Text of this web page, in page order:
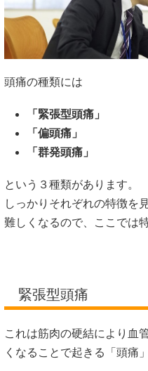
頭痛の種類には
「緊張型頭痛」
「偏頭痛」
「群発頭痛」
という３種類があります。
しっかりそれぞれの特徴を
難しくなるので、ここでは
緊張型頭痛
これは筋肉の硬結により血
くなることで起きる「頭痛